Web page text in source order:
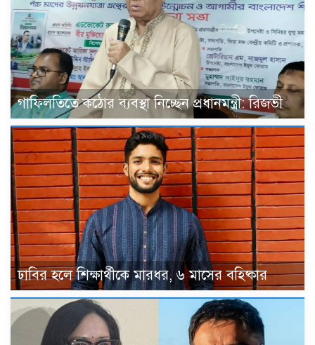
গাফিলতিতে কঠোর ব্যবস্থা নিচ্ছেন প্রধানমন্ত্রী: রিজভী
ঢাবির হলে শিক্ষার্থীকে মারধর, ৬ মাসের বহিষ্কার